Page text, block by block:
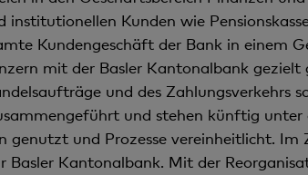
institutionellen Kunden wie
Kundengeschäft der Bank in einem
mit der Basler Kantonalbank
und des Zahlungsverkehrs
und stehen künftig
genutzt und Prozesse vereinheitlicht. Im
Kantonalbank. Mit der